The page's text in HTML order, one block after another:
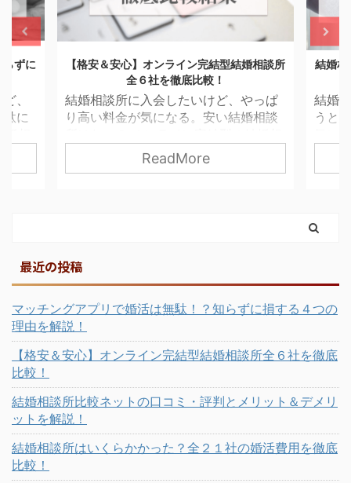
【格安＆安心】オンライン完結型結婚相談所
全６社を徹底比較！
結婚相談所に入会したいけど、やっぱ
り高い料金が気になる。安い結婚相談
談所もいろいろあるみたいですが、そ
れぞれどう違うのでしょうか？料金や
は、店舗型と比べると安さが魅力！か
つ独身証明書も必須なので、安心して
結婚相手を探すことができます！ 現
在、オンライン完結型の結婚相談所
は、有名どころで全６社。 ...
ReadMore
結婚相談所比
結婚相談所
うと思って
結婚相談所
せんか？
ビス開始１
し結婚相談
ても便利で
すよね。 そ
最近の投稿
マッチングアプリで婚活は無駄！？知らずに損する４つの
理由を解説！
【格安＆安心】オンライン完結型結婚相談所全６社を徹底
比較！
結婚相談所比較ネットの口コミ・評判とメリット＆デメリ
ットを解説！
結婚相談所はいくらかかった？全２１社の婚活費用を徹底
比較！